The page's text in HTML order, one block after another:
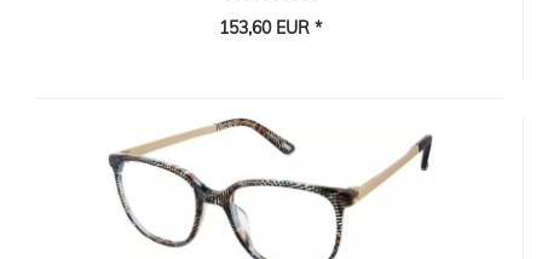
153,60 EUR *